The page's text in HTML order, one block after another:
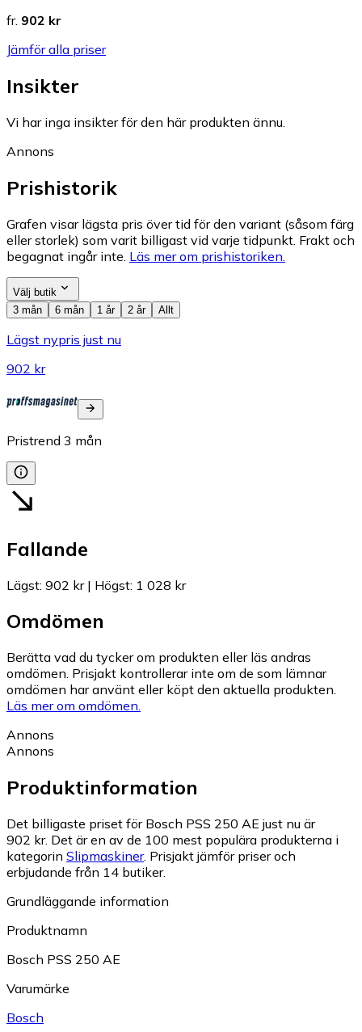
fr. 902 kr
Jämför alla priser
Insikter
Vi har inga insikter för den här produkten ännu.
Annons
Prishistorik
Grafen visar lägsta pris över tid för den variant (såsom färg
eller storlek) som varit billigast vid varje tidpunkt. Frakt och
begagnat ingår inte. Läs mer om prishistoriken.
Välj butik
3 mån
6 mån 1 år 2 år Allt
Lägst nypris just nu
902 kr
Pristrend 3 mån
Fallande
Lägst: 902 kr| Högst: 1 028 kr
Omdömen
Berätta vad du tycker om produkten eller läs andras
omdömen. Prisjakt kontrollerar inte om de som lämnar
omdömen har använt eller köpt den aktuella produkten.
Läs mer om omdömen.
Annons
Annons
Produktinformation
Det billigaste priset för Bosch PSS 250 AE just nu är
902 kr. Det är en av de 100 mest populära produkterna i
kategorin Slipmaskiner. Prisjakt jämför priser och
erbjudande från 14 butiker.
Grundläggande information
Produktnamn
Bosch PSS 250 AE
Varumärke
Bosch